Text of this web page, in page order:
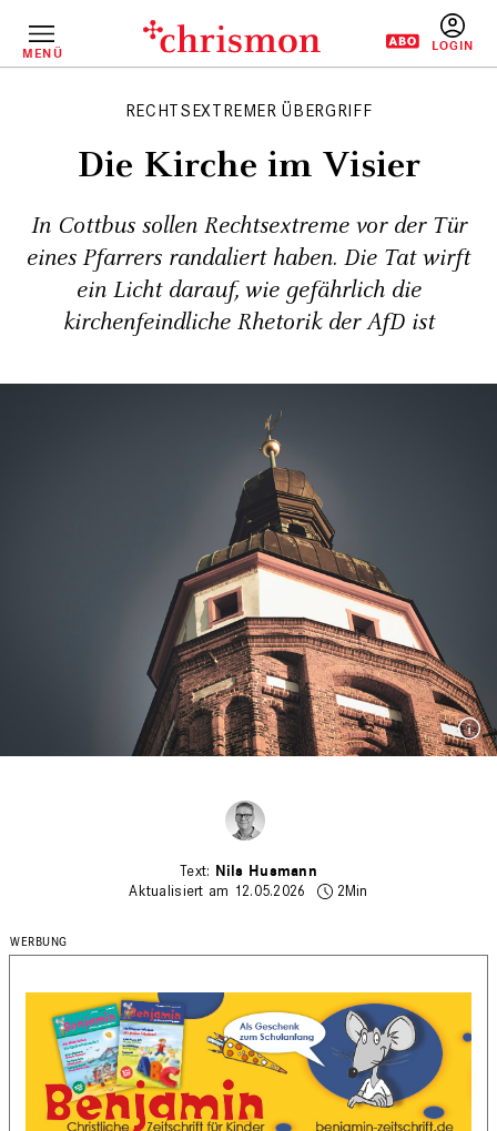
InhaltMENÜ
RECHTSEXTREMER ÜBERGRIFF
Die Kirche im Visier
In Cottbus sollen Rechtsextreme vor der Tür
eines Pfarrers randaliert haben. Die Tat wirft
ein Licht darauf, wie gefährlich die
kirchenfeindliche Rhetorik der AfD ist
Nils Husmann
Aktualisiert am 12.05.2026
2Min